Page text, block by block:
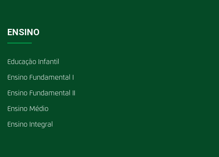
ENSINO
Educação Infantil
Ensino Fundamental I
Ensino Fundamental II
Ensino Médio
Ensino Integral